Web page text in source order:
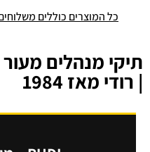
כל המוצרים כוללים משלוחים חינם
תיקי מנהלים
| רודי מאז 1984